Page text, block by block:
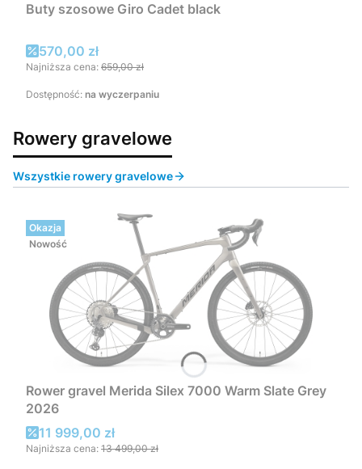
Buty szosowe Giro Cadet black
Cena promocyjna
570,00 zł
Najniższa cena: 659,00 zł
Dostępność: na wyczerpaniu
Rowery gravelowe
Wszystkie rowery gravelowe
Okazja
Nowość
Rower gravel Merida Silex 7000 Warm Slate Grey
2026
Cena promocyjna
11 999,00 zł
Najniższa cena: 13 499,00 zł